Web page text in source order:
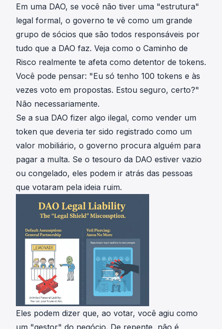
Em uma DAO, se você não tiver uma "estrutura"
legal formal, o governo te vê como um grande
grupo de sócios que são todos responsáveis por
tudo que a DAO faz. Veja como o Caminho de
Risco realmente te afeta como detentor de tokens.
Você pode pensar: "Eu só tenho 100 tokens e às
vezes voto em propostas. Estou seguro, certo?"
Não necessariamente.
Se a sua DAO fizer algo ilegal, como vender um
token que deveria ter sido registrado como um
valor mobiliário, o governo procura alguém para
pagar a multa. Se o tesouro da DAO estiver vazio
ou congelado, eles podem ir atrás das pessoas
que votaram pela ideia ruim.
Eles podem dizer que, ao votar, você agiu como